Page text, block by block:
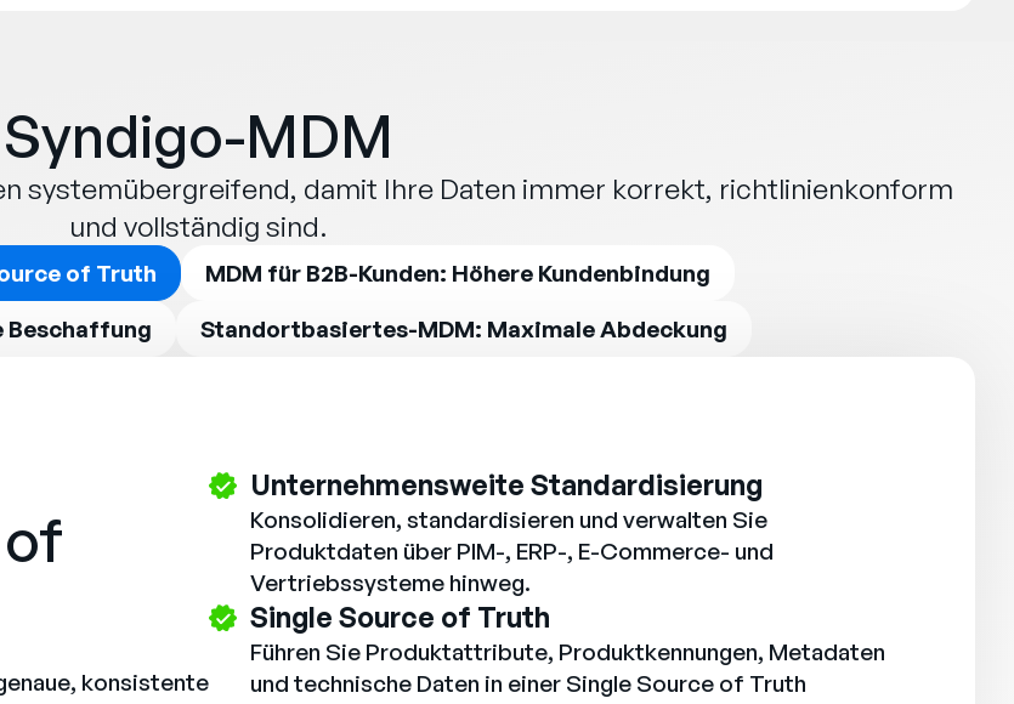
Syndigo-MDM
systemübergreifend, damit Ihre Daten immer korrekt, richtlinienkonform
und vollständig sind.
of Truth
MDM für B2B-Kunden: Höhere Kundenbindung
Standortbasiertes-MDM: Maximale Abdeckung
konsistente
Unternehmensweite Standardisierung
Konsolidieren, standardisieren und verwalten Sie
Produktdaten über PIM-, ERP-, E-Commerce- und
Vertriebssysteme hinweg.
Single Source of Truth
Führen Sie Produktattribute, Produktkennungen, Metadaten
und technische Daten in einer Single Source of Truth